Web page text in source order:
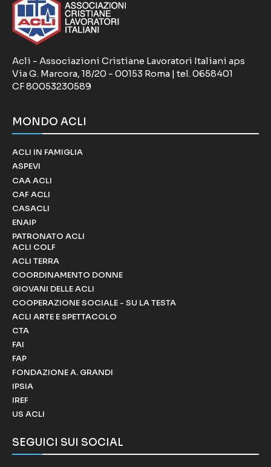
Acli - Associazioni Cristiane Lavoratori Italiani aps
Via G. Marcora, 18/20 - 00153 Roma | tel. 0658401
CF 80053230589
MONDO ACLI
ACLI IN FAMIGLIA
ASPEVI
CAA ACLI
CAF ACLI
CASACLI
ENAIP
PATRONATO ACLI
ACLI COLF
ACLI TERRA
COORDINAMENTO DONNE
GIOVANI DELLE ACLI
COOPERAZIONE SOCIALE - SU LA TESTA
ACLI ARTE E SPETTACOLO
CTA
FAI
FAP
FONDAZIONE A. GRANDI
IPSIA
IREF
US ACLI
SEGUICI SUI SOCIAL